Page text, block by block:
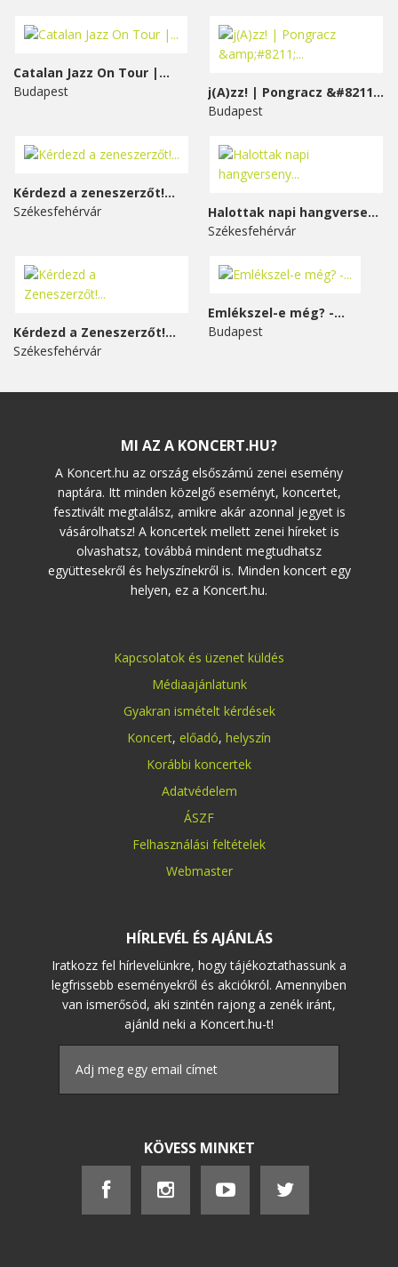
Catalan Jazz On Tour |...
Budapest
j(A)zz! | Pongracz &#8211;...
Budapest
Kérdezd a zeneszerzőt!...
Székesfehérvár
Halottak napi hangverseny...
Székesfehérvár
Kérdezd a Zeneszerzőt!...
Székesfehérvár
Emlékszel-e még? -...
Budapest
MI AZ A KONCERT.HU?
A Koncert.hu az ország elsőszámú zenei esemény
naptára. Itt minden közelgő eseményt, koncertet,
fesztivált megtalálsz, amikre akár azonnal jegyet is
vásárolhatsz! A koncertek mellett zenei híreket is
olvashatsz, továbbá mindent megtudhatsz
együttesekről és helyszínekről is. Minden koncert egy
helyen, ez a Koncert.hu.
Kapcsolatok és üzenet küldés
Médiaajánlatunk
Gyakran ismételt kérdések
Koncert, előadó, helyszín
Korábbi koncertek
Adatvédelem
ÁSZF
Felhasználási feltételek
Webmaster
HÍRLEVÉL ÉS AJÁNLÁS
Iratkozz fel hírlevelünkre, hogy tájékoztathassunk a
legfrissebb eseményekről és akciókról. Amennyiben
van ismerősöd, aki szintén rajong a zenék iránt,
ajánld neki a Koncert.hu-t!
KÖVESS MINKET